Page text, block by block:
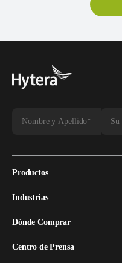
Productos
Industrias
Dónde Comprar
Centro de Prensa